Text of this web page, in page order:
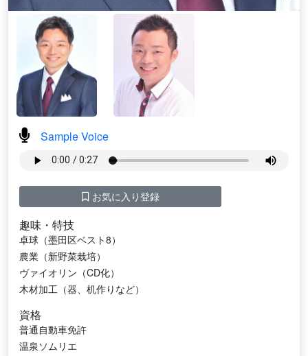
Sample Voice
お気に入り登録
趣味・特技
卓球（墨田区ベスト8）
農業（新野菜栽培）
ヴァイオリン（CD化）
木材加工（器、机作りなど）
資格
普通自動車免許
温泉ソムリエ